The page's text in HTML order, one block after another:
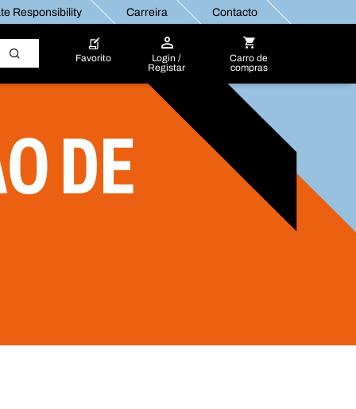
Responsibility Carreira Contacto
Favorito
Login /
Registar
Carro de
compras
DE